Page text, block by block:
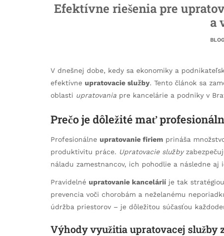
Efektívne riešenia pre
a
V dnešnej dobe, kedy sa ekonomiky a
efektívne upratovacie služby. Tento článok sa
oblasti upratovania pre kancelárie a podniky v
Prečo je dôležité mať
Profesionálne upratovanie firiem prináša
produktivitu práce. Upratovacie služby
náladu zamestnancov, ich pohodlie a následne aj
Pravidelné upratovanie kancelárií je tak
prevencia voči chorobám a neželanému
údržba priestorov – je dôležitou súčasťou
Výhody využitia upratovacej služby